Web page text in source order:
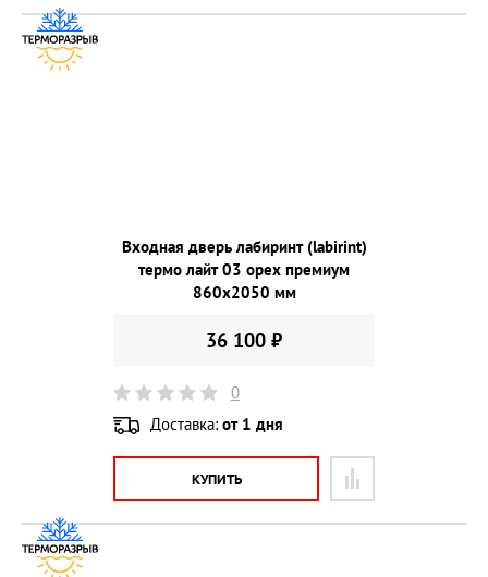
Входная дверь лабиринт (labirint)
термо лайт 03 орех премиум
860х2050 мм
36 100 ₽
0
Доставка: от 1 дня
КУПИТЬ